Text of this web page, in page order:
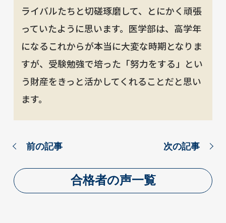
ライバルたちと切磋琢磨して、とにかく頑張
っていたように思います。医学部は、高学年
になるこれからが本当に大変な時期となりま
すが、受験勉強で培った「努力をする」とい
う財産をきっと活かしてくれることだと思い
ます。
前の記事
合格者の声一覧
次の記事